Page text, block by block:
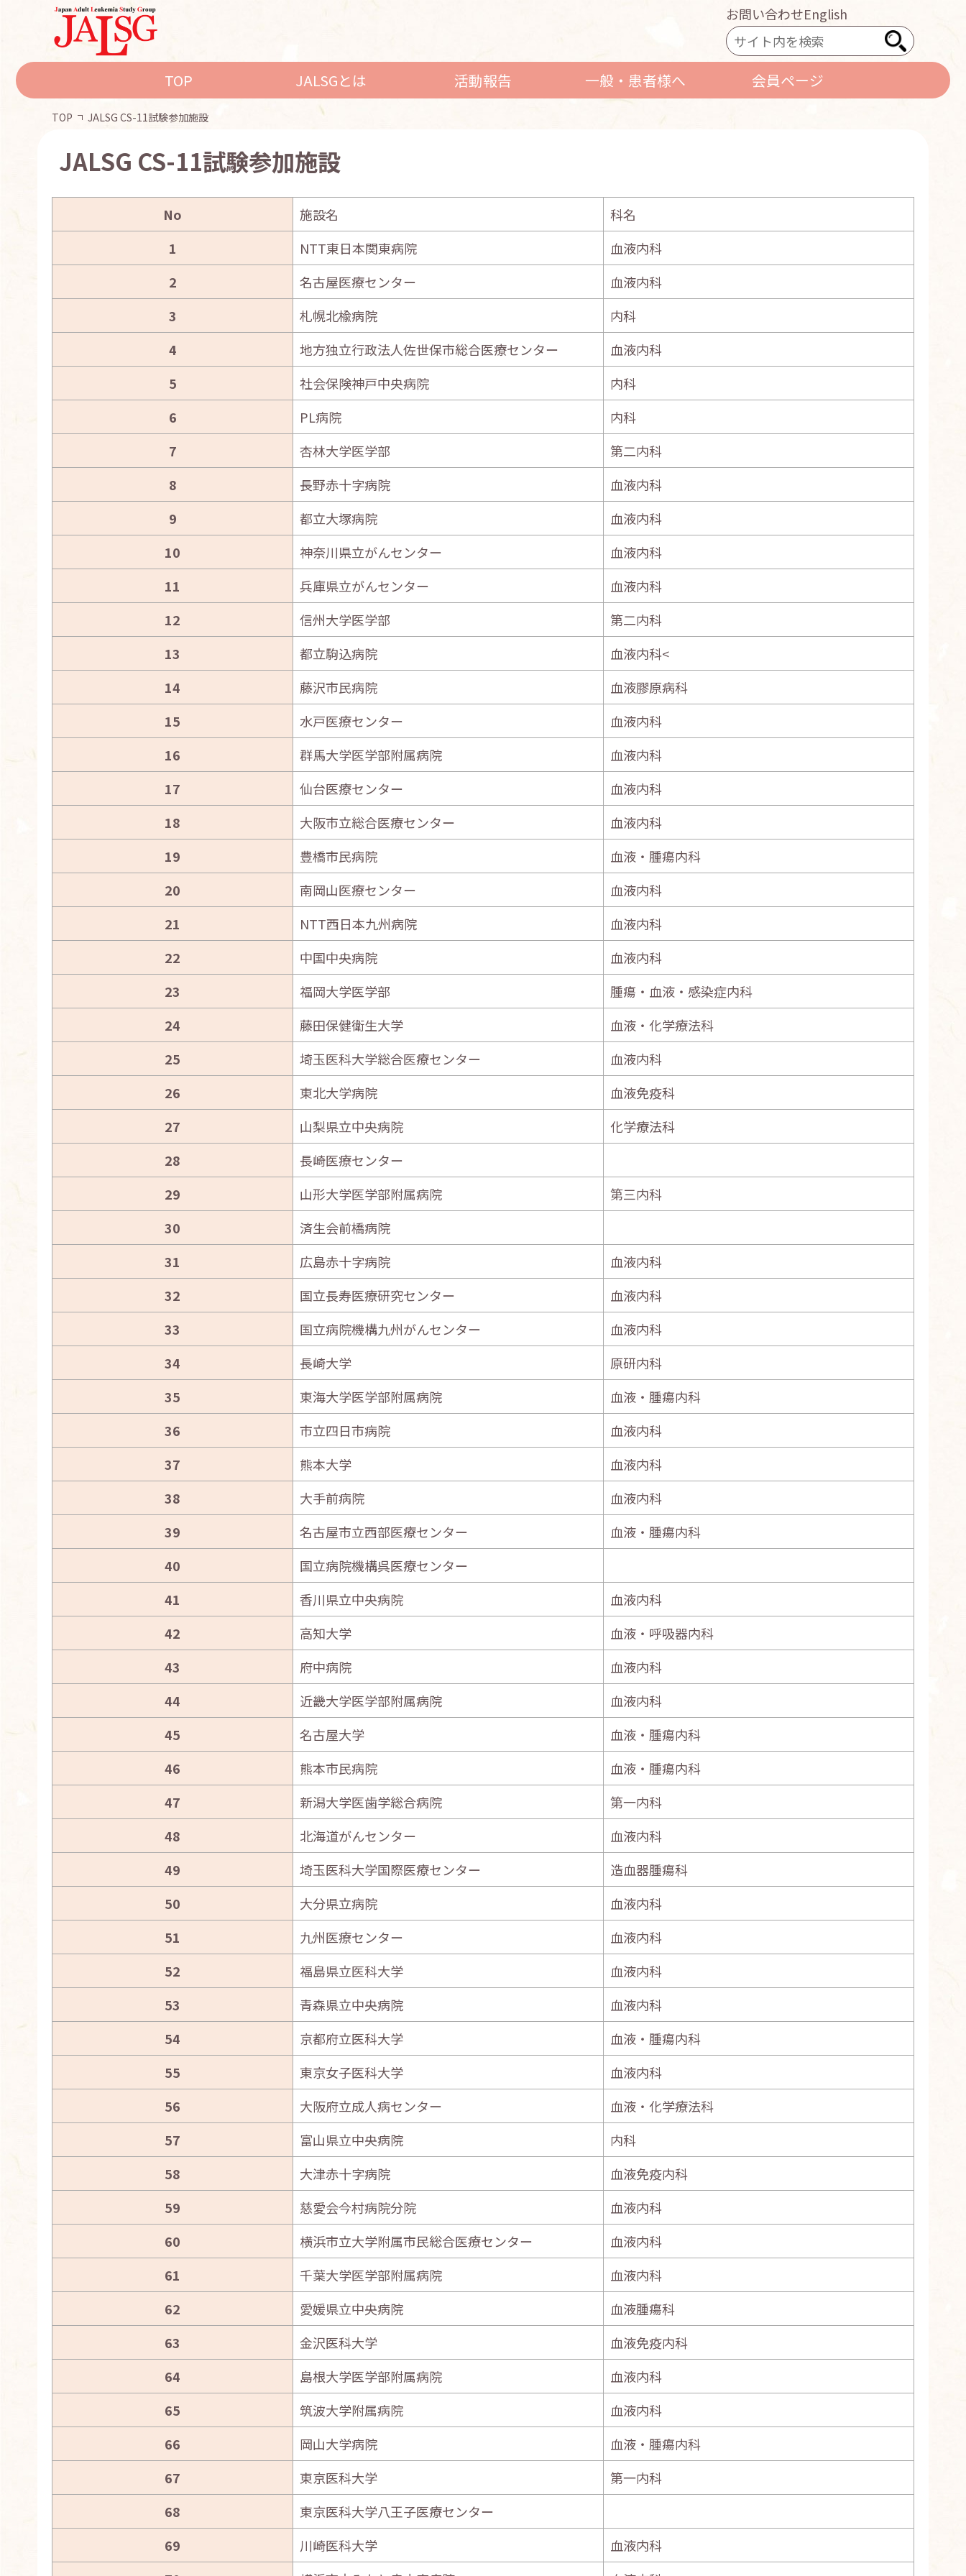
お問い合わせEnglish
TOP JALSGとは 活動報告 一般・患者様へ 会員ページ
TOP JALSG CS-11試験参加施設
JALSG CS-11試験参加施設
No 施設名
科名
1
NTT東日本関東病院
血液内科
2
名古屋医療センター
血液内科
3
札幌北楡病院
内科
4
地方独立行政法人佐世保市総合医療センター
血液内科
5
社会保険神戸中央病院
内科
6
PL病院
内科
7
杏林大学医学部
第二内科
8
長野赤十字病院
血液内科
9
都立大塚病院
血液内科
10
神奈川県立がんセンター
血液内科
11
兵庫県立がんセンター
血液内科
12
信州大学医学部
第二内科
13
都立駒込病院
血液内科<
14
藤沢市民病院
血液膠原病科
15
水戸医療センター
血液内科
16
群馬大学医学部附属病院
血液内科
17
仙台医療センター
血液内科
18
大阪市立総合医療センター
血液内科
19
豊橋市民病院
血液・腫瘍内科
20
南岡山医療センター
血液内科
21
NTT西日本九州病院
血液内科
22
中国中央病院
血液内科
23
福岡大学医学部
腫瘍・血液・感染症内科
24
藤田保健衛生大学
血液・化学療法科
25
埼玉医科大学総合医療センター
血液内科
26
東北大学病院
血液免疫科
27
山梨県立中央病院
化学療法科
28
長崎医療センター
29
山形大学医学部附属病院
第三内科
30
済生会前橋病院
31
広島赤十字病院
血液内科
32
国立長寿医療研究センター
血液内科
33
国立病院機構九州がんセンター
血液内科
34
長崎大学
原研内科
35
東海大学医学部附属病院
血液・腫瘍内科
36
市立四日市病院
血液内科
37
熊本大学
血液内科
38
大手前病院
血液内科
39
名古屋市立西部医療センター
血液・腫瘍内科
40
国立病院機構呉医療センター
41
香川県立中央病院
血液内科
42
高知大学
血液・呼吸器内科
43
府中病院
血液内科
44
近畿大学医学部附属病院
血液内科
45
名古屋大学
血液・腫瘍内科
46
熊本市民病院
血液・腫瘍内科
47
新潟大学医歯学総合病院
第一内科
48
北海道がんセンター
血液内科
49
埼玉医科大学国際医療センター
造血器腫瘍科
50
大分県立病院
血液内科
51
九州医療センター
血液内科
52
福島県立医科大学
血液内科
53
青森県立中央病院
血液内科
54
京都府立医科大学
血液・腫瘍内科
55
東京女子医科大学
血液内科
56
大阪府立成人病センター
血液・化学療法科
57
富山県立中央病院
内科
58
大津赤十字病院
血液免疫内科
59
慈愛会今村病院分院
血液内科
60
横浜市立大学附属市民総合医療センター
血液内科
61
千葉大学医学部附属病院
血液内科
62
愛媛県立中央病院
血液腫瘍科
63
金沢医科大学
血液免疫内科
64
島根大学医学部附属病院
血液内科
65
筑波大学附属病院
血液内科
66
岡山大学病院
血液・腫瘍内科
67
東京医科大学
第一内科
68
東京医科大学八王子医療センター
69
川崎医科大学
血液内科